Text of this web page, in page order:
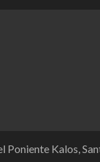
Poniente Kalos,